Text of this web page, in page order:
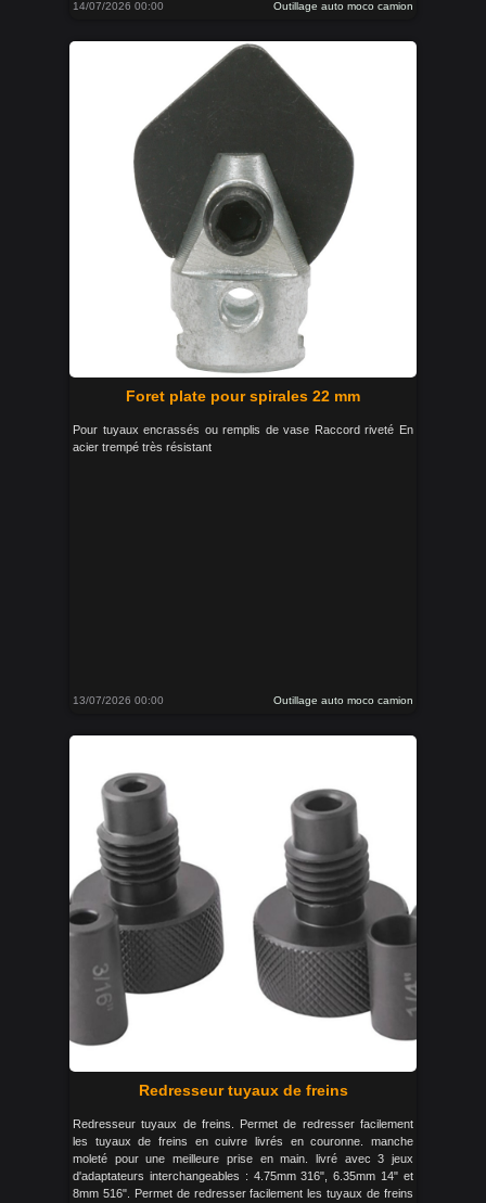
14/07/2026 00:00 Outillage auto moco camion
Foret plate pour spirales 22 mm
Pour tuyaux encrassés ou remplis de vase Raccord riveté En
acier trempé très résistant
13/07/2026 00:00 Outillage auto moco camion
Redresseur tuyaux de freins
Redresseur tuyaux de freins. Permet de redresser facilement
les tuyaux de freins en cuivre livrés en couronne. manche
moleté pour une meilleure prise en main. livré avec 3 jeux
d'adaptateurs interchangeables : 4.75mm 316", 6.35mm 14" et
8mm 516". Permet de redresser facilement les tuyaux de freins